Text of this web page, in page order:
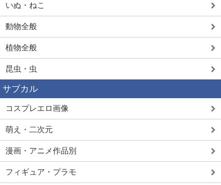
いぬ・ねこ
動物全般
植物全般
昆虫・虫
サブカル
コスプレエロ画像
萌え・二次元
漫画・アニメ作品別
フィギュア・プラモ